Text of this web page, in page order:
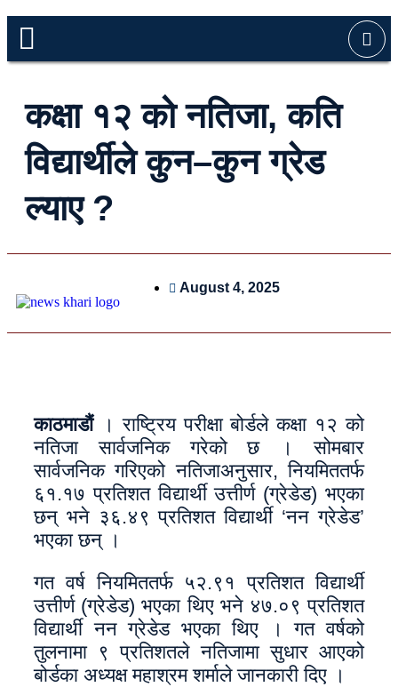
कक्षा १२ को नतिजा, कति
विद्यार्थीले कुन–कुन ग्रेड
ल्याए ?
August 4, 2025
काठमाडौं। राष्ट्रिय परीक्षा बोर्डले कक्षा १२ को
नतिजा सार्वजनिक गरेको छ । सोमबार
सार्वजनिक गरिएको नतिजाअनुसार, नियमिततर्फ
६१.१७ प्रतिशत विद्यार्थी उत्तीर्ण (ग्रेडेड) भएका
छन् भने ३६.४९ प्रतिशत विद्यार्थी ‘नन ग्रेडेड’
भएका छन् ।
गत वर्ष नियमिततर्फ ५२.९१ प्रतिशत विद्यार्थी
उत्तीर्ण (ग्रेडेड) भएका थिए भने ४७.०९ प्रतिशत
विद्यार्थी नन ग्रेडेड भएका थिए । गत वर्षको
तुलनामा ९ प्रतिशतले नतिजामा सुधार आएको
बोर्डका अध्यक्ष महाश्रम शर्माले जानकारी दिए ।